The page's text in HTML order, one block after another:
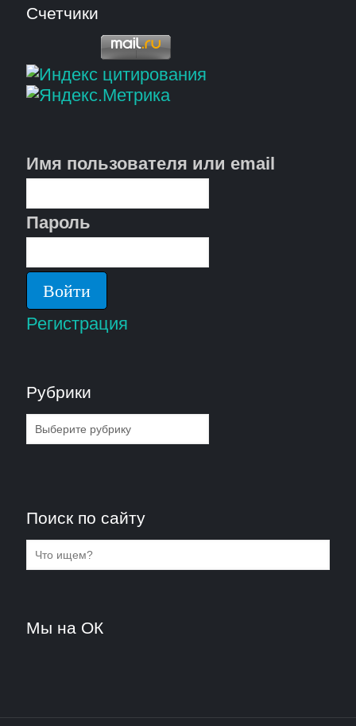
Счетчики
Имя пользователя или email
Пароль
Регистрация
Рубрики
Рубрики
Поиск по сайту
Мы на ОК